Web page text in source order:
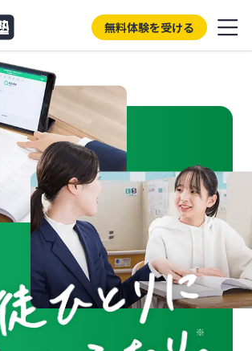
無料体験を受ける